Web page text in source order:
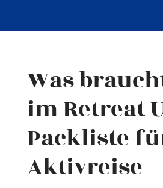
Was
im Retreat
Packliste
Aktivreise